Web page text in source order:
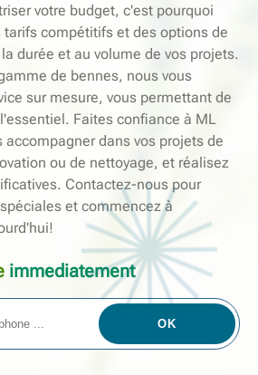
votre budget, c'est pourquoi
tarifs compétitifs et des options de
durée et au volume de vos projets.
de bennes, nous vous
sur mesure, vous permettant de
Faites confiance à ML
accompagner dans vos projets de
ou de nettoyage, et réalisez
Contactez-nous pour
et commencez à
immediatement